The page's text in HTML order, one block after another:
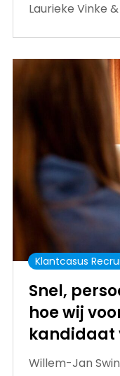
Laurieke Vinke
Klantcasus
Snel,
hoe wij
kandidaat
Willem-Jan